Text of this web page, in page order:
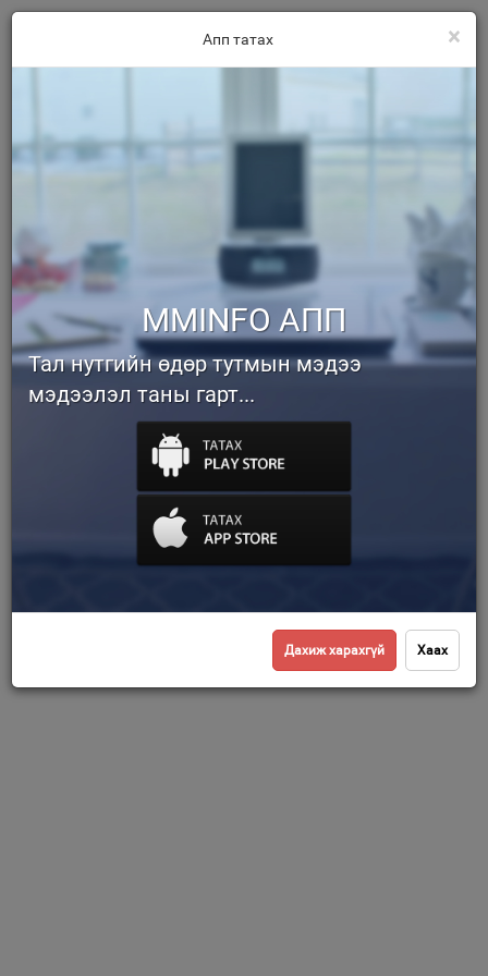
×
Апп татах
MMINFO АПП
Тал нутгийн өдөр тутмын мэдээ
мэдээлэл таны гарт...
Дахиж харахгүй Хаах